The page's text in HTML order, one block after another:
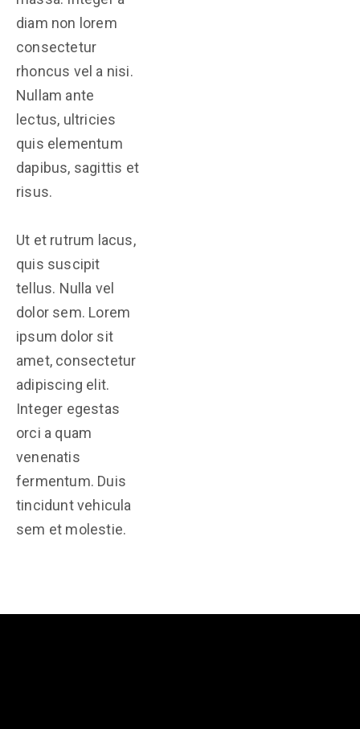
diam non lorem
consectetur
rhoncus vel a nisi.
Nullam ante
lectus, ultricies
quis elementum
dapibus, sagittis et
risus.
Ut et rutrum lacus,
quis suscipit
tellus. Nulla vel
dolor sem. Lorem
ipsum dolor sit
amet, consectetur
adipiscing elit.
Integer egestas
orci a quam
venenatis
fermentum. Duis
tincidunt vehicula
sem et molestie.